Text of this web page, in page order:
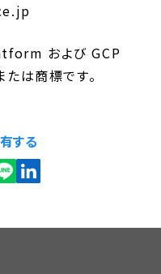
および GCP
は商標です。
する